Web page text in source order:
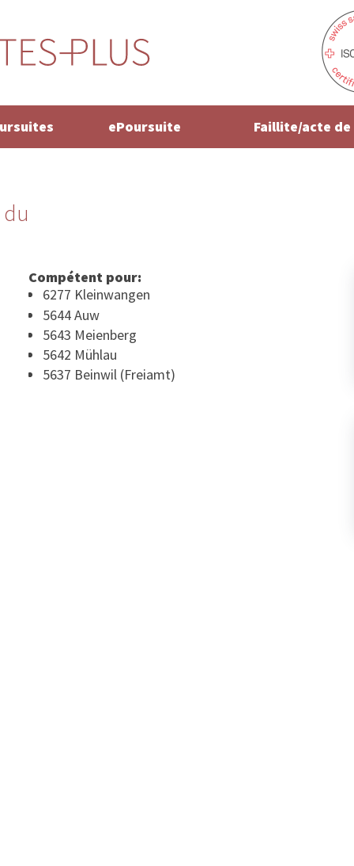
ePoursuite Faillite/acte
Compétent pour:
6277 Kleinwangen
5644 Auw
5643 Meienberg
5642 Mühlau
5637 Beinwil (Freiamt)